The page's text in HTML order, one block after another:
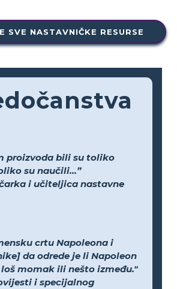
SVE NASTAVNIČKE RESURSE
proizvoda bili su toliko
su naučili...”
i učiteljica nastavne
crtu Napoleona i
da odrede je li Napoleon
momak ili nešto između."
i specijalnog